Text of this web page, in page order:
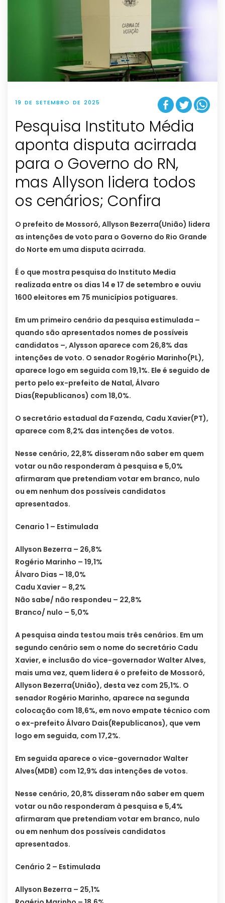
19 DE SETEMBRO DE 2025
Pesquisa Instituto Média
aponta disputa acirrada
para o Governo do RN,
mas Allyson lidera todos
os cenários; Confira
O prefeito de Mossoró, Allyson Bezerra(União) lidera
as intenções de voto para o Governo do Rio Grande
do Norte em uma disputa acirrada.
É o que mostra pesquisa do Instituto Media
realizada entre os dias 14 e 17 de setembro e ouviu
1600 eleitores em 75 municípios potiguares.
Em um primeiro cenário da pesquisa estimulada –
quando são apresentados nomes de possíveis
candidatos –, Alysson aparece com 26,8% das
intenções de voto. O senador Rogério Marinho(PL),
aparece logo em seguida com 19,1%. Ele é seguido de
perto pelo ex-prefeito de Natal, Álvaro
Dias(Republicanos) com 18,0%.
O secretário estadual da Fazenda, Cadu Xavier(PT),
aparece com 8,2% das intenções de votos.
Nesse cenário, 22,8% disseram não saber em quem
votar ou não responderam à pesquisa e 5,0%
afirmaram que pretendiam votar em branco, nulo
ou em nenhum dos possíveis candidatos
apresentados.
Cenario 1 – Estimulada
Allyson Bezerra – 26,8%
Rogério Marinho – 19,1%
Álvaro Dias – 18,0%
Cadu Xavier – 8,2%
Não sabe/ não respondeu – 22,8%
Branco/ nulo – 5,0%
A pesquisa ainda testou mais três cenários. Em um
segundo cenário sem o nome do secretário Cadu
Xavier, e inclusão do vice-governador Walter Alves,
mais uma vez, quem lidera é o prefeito de Mossoró,
Allyson Bezerra(União), desta vez com 25,1%. O
senador Rogério Marinho, aparece na segunda
colocação com 18,6%, em novo empate técnico com
o ex-prefeito Álvaro Dais(Republicanos), que vem
logo em seguida, com 17,2%.
Em seguida aparece o vice-governador Walter
Alves(MDB) com 12,9% das intenções de votos.
Nesse cenário, 20,8% disseram não saber em quem
votar ou não responderam à pesquisa e 5,4%
afirmaram que pretendiam votar em branco, nulo
ou em nenhum dos possíveis candidatos
apresentados.
Cenário 2 – Estimulada
Allyson Bezerra – 25,1%